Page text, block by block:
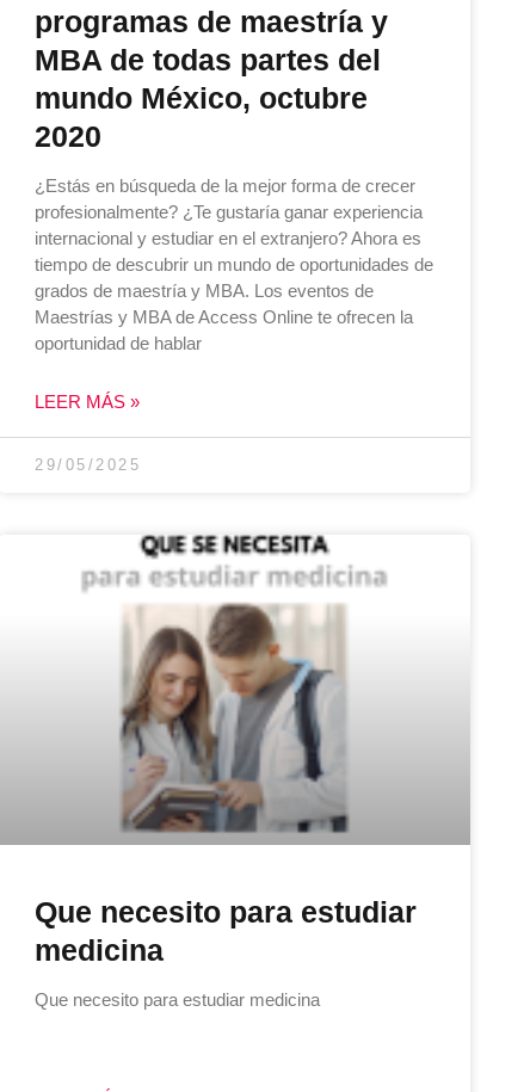
programas de maestría y
MBA de todas partes del
mundo México, octubre
2020
¿Estás en búsqueda de la mejor forma de crecer
profesionalmente? ¿Te gustaría ganar experiencia
internacional y estudiar en el extranjero? Ahora es
tiempo de descubrir un mundo de oportunidades de
grados de maestría y MBA. Los eventos de
Maestrías y MBA de Access Online te ofrecen la
oportunidad de hablar
LEER MÁS »
29/05/2025
Que necesito para estudiar
medicina
Que necesito para estudiar medicina